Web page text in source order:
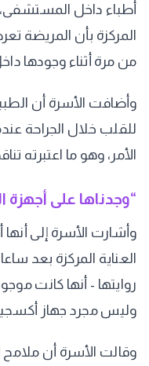
أطباء داخل
المركزة بأن المريضة
من مرة أثناء وجودها
وأضافت الأسرة أن
للقلب خلال الجراحة
الأمر، وهو ما اعتبرته
“وجدناها على أجهزة
وأشارت الأسرة إلى
العناية المركزة بعد
روايتها - أنها كانت
وليس مجرد جهاز
وقالت الأسرة أن